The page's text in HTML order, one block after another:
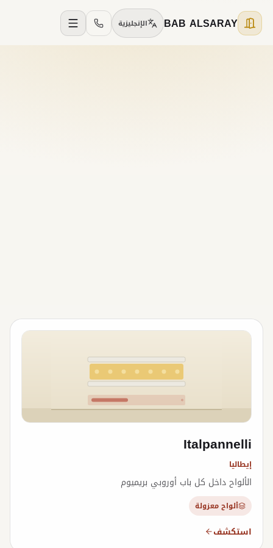
BAB ALSARAY الإنجليزية
Italpannelli
إيطاليا
الألواح داخل كل باب أوروبي بريميوم
ألواح معزولة
استكشف